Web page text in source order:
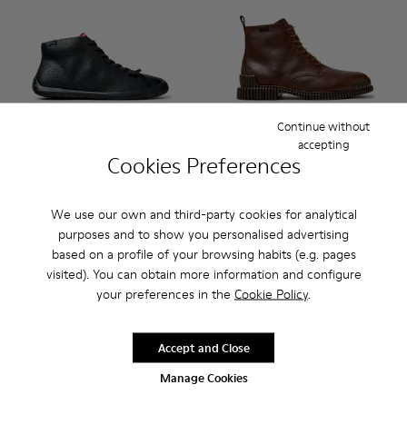
Cookies Preferences
We use our own and third-party cookies for analytical
purposes and to show you personalised advertising
based on a profile of your browsing habits (e.g. pages
visited). You can obtain more information and configure
your preferences in the Cookie Policy.
Manage Cookies
Continue without
accepting
Accept and Close
Peu Path+ - K300558-004 - Black Leather Ankle Boots for
Peu Path+ - K300558-005
Peu Path+ - K300558-002
Peu Path+
Add
Pix - K300542-005 - Brown
Pix - K300542-004 -
Pix
180 €
Add